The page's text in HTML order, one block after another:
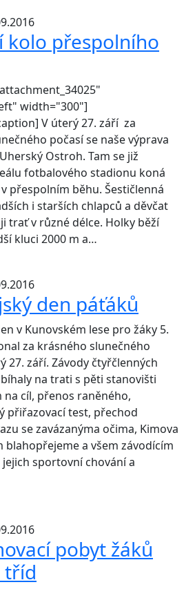
kolo přespolního
width="300"]
V úterý 27. září za
počasí se naše výprava
Ostroh. Tam se již
fotbalového stadionu koná
přespolním běhu. Šestičlenná
i starších chlapců a děvčat
trať v různé délce. Holky běží
kluci 2000 m a…
den páťáků
v Kunovském lese pro žáky 5.
za krásného slunečného
27. září. Závody čtyřčlenných
na trati s pěti stanovišti
na cíl, přenos raněného,
přiřazovací test, přechod
se zavázanýma očima, Kimova
blahopřejeme a všem závodícím
sportovní chování a
pobyt žáků
tříd